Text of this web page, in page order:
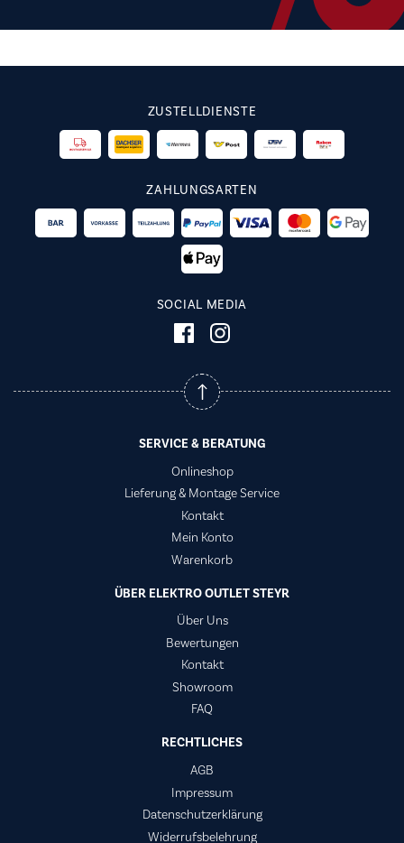
ZUSTELLDIENSTE
ZAHLUNGSARTEN
SOCIAL MEDIA
SERVICE & BERATUNG
Onlineshop
Lieferung & Montage Service
Kontakt
Mein Konto
Warenkorb
ÜBER ELEKTRO OUTLET STEYR
Über Uns
Bewertungen
Kontakt
Showroom
FAQ
RECHTLICHES
AGB
Impressum
Datenschutzerklärung
Widerrufsbelehrung